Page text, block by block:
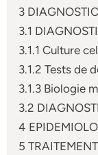
3
3.1
3.1.1 Culture
3.1.2 Tests de
3.1.3 Biologie
3.2
4
5